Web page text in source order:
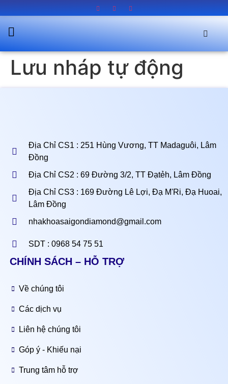
Lưu nháp tự động
Địa Chỉ CS1 : 251 Hùng Vương, TT Madaguôi, Lâm
Đồng
Địa Chỉ CS2 : 69 Đường 3/2, TT Đạtẻh, Lâm Đồng
Địa Chỉ CS3 : 169 Đường Lê Lợi, Đạ M'Ri, Đạ Huoai,
Lâm Đồng
nhakhoasaigondiamond@gmail.com
SDT : 0968 54 75 51
CHÍNH SÁCH – HỖ TRỢ
Về chúng tôi
Các dịch vụ
Liên hệ chúng tôi
Góp ý - Khiếu nại
Trung tâm hỗ trợ